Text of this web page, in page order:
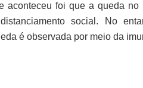
aconteceu foi que a queda
social. No
é observada por meio da